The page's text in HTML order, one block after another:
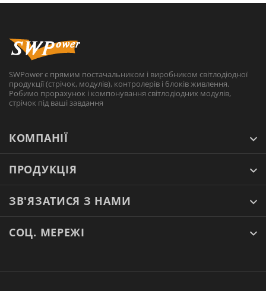
SWPower є прямим постачальником і виробником світлодіодної
продукції (стрічок, модулів), контролерів і блоків живлення.
Робимо прорахунок і компонування світлодіодних модулів,
стрічок під ваші завдання
КОМПАНІЇ
ПРОДУКЦІЯ
ЗВ'ЯЗАТИСЯ З НАМИ
СОЦ. МЕРЕЖІ